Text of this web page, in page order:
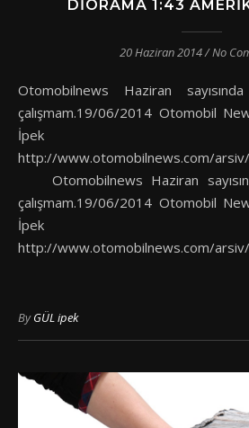
DİORAMA 1:43
20 Haziran 2014/No
Otomobilnews Haziran sayısında yer alan diorama
çalışmam.19/06/2014 Otomobil
İpek
http://www.otomobilnews.com/
Otomobilnews Haziran
çalışmam.19/06/2014 Otomobil
İpek
http://www.otomobilnews.com/
ByGÜL ipek